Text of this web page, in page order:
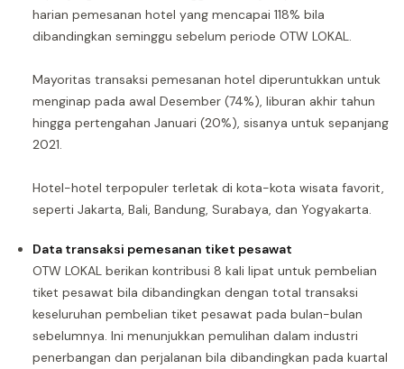
harian pemesanan hotel yang mencapai 118% bila
dibandingkan seminggu sebelum periode OTW LOKAL.
Mayoritas transaksi pemesanan hotel diperuntukkan untuk
menginap pada awal Desember (74%), liburan akhir tahun
hingga pertengahan Januari (20%), sisanya untuk sepanjang
2021.
Hotel-hotel terpopuler terletak di kota-kota wisata favorit,
seperti Jakarta, Bali, Bandung, Surabaya, dan Yogyakarta.
Data transaksi pemesanan tiket pesawat
OTW LOKAL berikan kontribusi 8 kali lipat untuk pembelian
tiket pesawat bila dibandingkan dengan total transaksi
keseluruhan pembelian tiket pesawat pada bulan-bulan
sebelumnya. Ini menunjukkan pemulihan dalam industri
penerbangan dan perjalanan bila dibandingkan pada kuartal